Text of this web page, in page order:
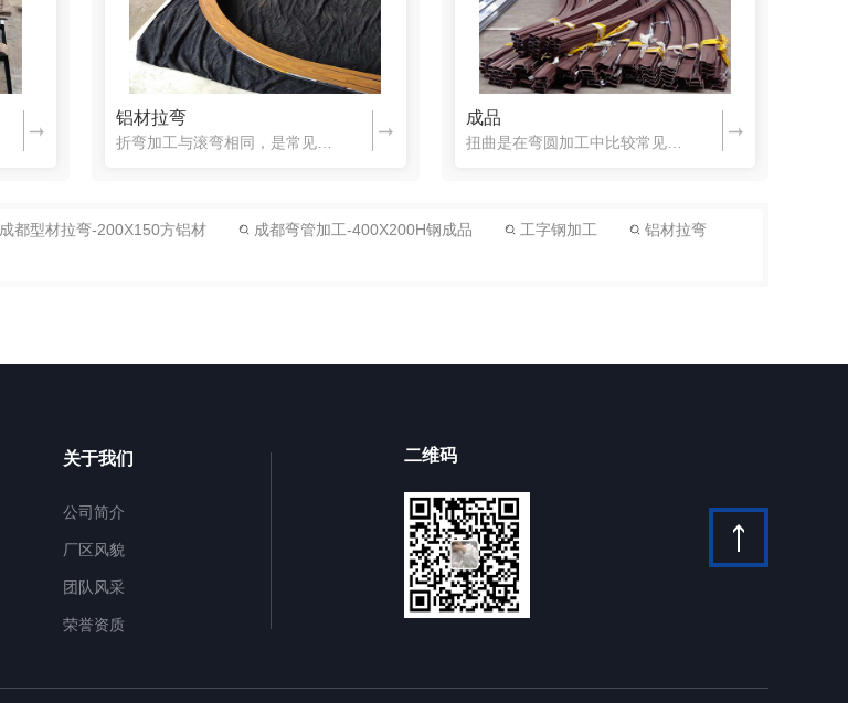
铝材拉弯 成品
扭曲是在弯圆加工中比较常见容易发生的不良现象之一。即使是具有多年经验的操作人员也不一定能解决。一般来说在弯圆过程中如果工件产生了扭曲，大部份原因是材料在弯曲过程中产生了自然的扭拧而又没有找到合适的方法...
成都型材拉弯-200X150方铝材 成都弯管加工-400X200H钢成品 工字钢加工
铝材拉弯
关于我们
公司简介
厂区风貌
团队风采
荣誉资质
二维码